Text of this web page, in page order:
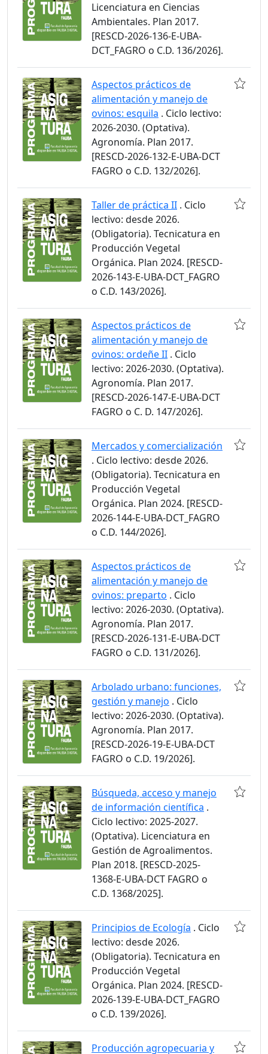
Licenciatura en Ciencias
Ambientales. Plan 2017.
[RESCD-2026-136-E-UBA-
DCT_FAGRO o C.D. 136/2026].
Aspectos prácticos de
alimentación y manejo de
ovinos: esquila . Ciclo lectivo:
2026-2030. (Optativa).
Agronomía. Plan 2017.
[RESCD-2026-132-E-UBA-DCT
FAGRO o C.D. 132/2026].
Taller de práctica II . Ciclo
lectivo: desde 2026.
(Obligatoria). Tecnicatura en
Producción Vegetal
Orgánica. Plan 2024. [RESCD-
2026-143-E-UBA-DCT_FAGRO
o C.D. 143/2026].
Aspectos prácticos de
alimentación y manejo de
ovinos: ordeñe II . Ciclo
lectivo: 2026-2030. (Optativa).
Agronomía. Plan 2017.
[RESCD-2026-147-E-UBA-DCT
FAGRO o C. D. 147/2026].
Mercados y comercialización
. Ciclo lectivo: desde 2026.
(Obligatoria). Tecnicatura en
Producción Vegetal
Orgánica. Plan 2024. [RESCD-
2026-144-E-UBA-DCT_FAGRO
o C.D. 144/2026].
Aspectos prácticos de
alimentación y manejo de
ovinos: preparto . Ciclo
lectivo: 2026-2030. (Optativa).
Agronomía. Plan 2017.
[RESCD-2026-131-E-UBA-DCT
FAGRO o C.D. 131/2026].
Arbolado urbano: funciones,
gestión y manejo . Ciclo
lectivo: 2026-2030. (Optativa).
Agronomía. Plan 2017.
[RESCD-2026-19-E-UBA-DCT
FAGRO o C.D. 19/2026].
Búsqueda, acceso y manejo
de información científica .
Ciclo lectivo: 2025-2027.
(Optativa). Licenciatura en
Gestión de Agroalimentos.
Plan 2018. [RESCD-2025-
1368-E-UBA-DCT FAGRO o
C.D. 1368/2025].
Principios de Ecología . Ciclo
lectivo: desde 2026.
(Obligatoria). Tecnicatura en
Producción Vegetal
Orgánica. Plan 2024. [RESCD-
2026-139-E-UBA-DCT_FAGRO
o C.D. 139/2026].
Producción agropecuaria y